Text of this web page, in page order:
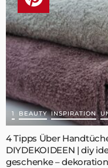
1 BEAUTY INSPIRATION
4 Tipps Über
DIYDEKOIDEEN | diy
geschenke –